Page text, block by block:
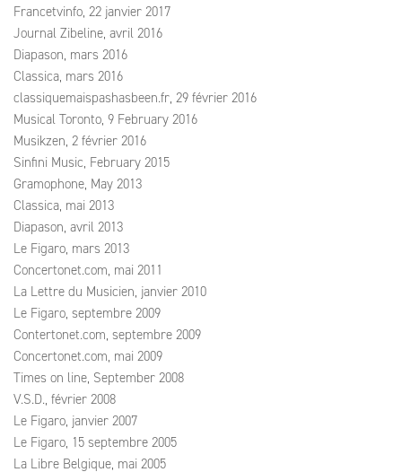
Francetvinfo, 22 janvier 2017
Journal Zibeline, avril 2016
Diapason, mars 2016
Classica, mars 2016
classiquemaispashasbeen.fr, 29 février 2016
Musical Toronto, 9 February 2016
Musikzen, 2 février 2016
Sinfini Music, February 2015
Gramophone, May 2013
Classica, mai 2013
Diapason, avril 2013
Le Figaro, mars 2013
Concertonet.com, mai 2011
La Lettre du Musicien, janvier 2010
Le Figaro, septembre 2009
Contertonet.com, septembre 2009
Concertonet.com, mai 2009
Times on line, September 2008
V.S.D., février 2008
Le Figaro, janvier 2007
Le Figaro, 15 septembre 2005
La Libre Belgique, mai 2005